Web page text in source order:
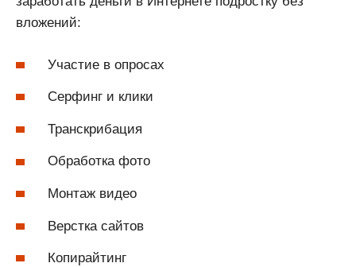
вложений:
Участие в опросах
Серфинг и клики
Транскрибация
Обработка фото
Монтаж видео
Верстка сайтов
Копирайтинг